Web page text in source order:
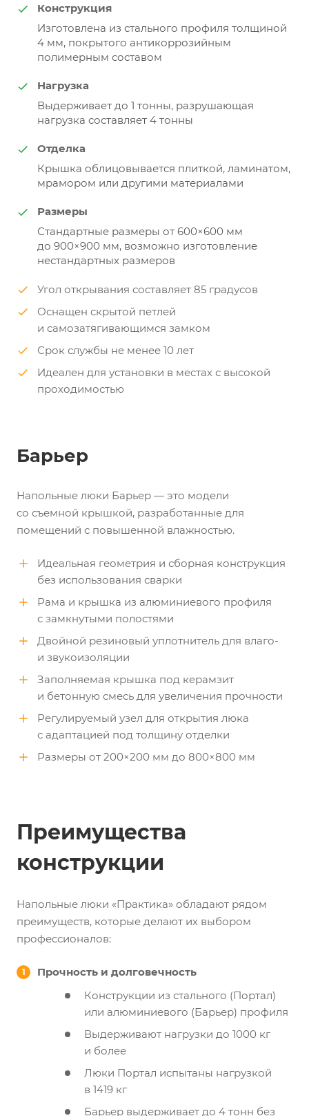
Конструкция
Изготовлена из стального профиля толщиной
4 мм, покрытого антикоррозийным
полимерным составом
Нагрузка
Выдерживает до 1 тонны, разрушающая
нагрузка составляет 4 тонны
Отделка
Крышка облицовывается плиткой, ламинатом,
мрамором или другими материалами
Размеры
Стандартные размеры от 600×600 мм
до 900×900 мм, возможно изготовление
нестандартных размеров
Угол открывания составляет 85 градусов
Оснащен скрытой петлей
и самозатягивающимся замком
Срок службы не менее 10 лет
Идеален для установки в местах с высокой
проходимостью
Барьер
Напольные люки Барьер — это модели
со съемной крышкой, разработанные для
помещений с повышенной влажностью.
Идеальная геометрия и сборная конструкция
без использования сварки
Рама и крышка из алюминиевого профиля
с замкнутыми полостями
Двойной резиновый уплотнитель для влаго-
и звукоизоляции
Заполняемая крышка под керамзит
и бетонную смесь для увеличения прочности
Регулируемый узел для открытия люка
с адаптацией под толщину отделки
Размеры от 200×200 мм до 800×800 мм
Преимущества
конструкции
Напольные люки «Практика» обладают рядом
преимуществ, которые делают их выбором
профессионалов:
Прочность и долговечность
Конструкции из стального (Портал)
или алюминиевого (Барьер) профиля
Выдерживают нагрузки до 1000 кг
и более
Люки Портал испытаны нагрузкой
в 1419 кг
Барьер выдерживает до 4 тонн без